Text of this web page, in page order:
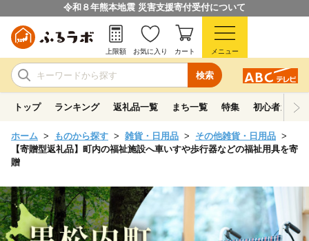
令和８年熊本地震 災害支援寄付受付について
検索
上限額 お気に入り カート メニュー
トップ ランキング 返礼品一覧 まち一覧 特集 初心者ガイド
ホーム ものから探す 雑貨・日用品
その他雑貨・日用品
【寄贈型返礼品】町内の福祉施設へ車いすや歩行器などの福祉用具を寄
贈